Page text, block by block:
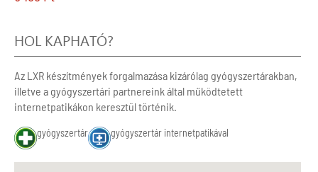
HOL KAPHATÓ?
Az LXR készítmények forgalmazása kizárólag gyógyszertárakban,
illetve a gyógyszertári partnereink által működtetett
internetpatikákon keresztül történik.
gyógyszertár gyógyszertár internetpatikával